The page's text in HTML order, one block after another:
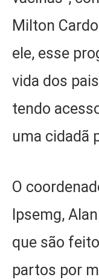
Milton
ele, esse
vida dos
tendo
uma cidadã
O
Ipsemg,
que são
partos por